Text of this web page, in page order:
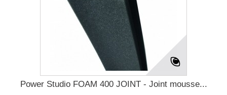
Power Studio FOAM 400 JOINT - Joint mousse...